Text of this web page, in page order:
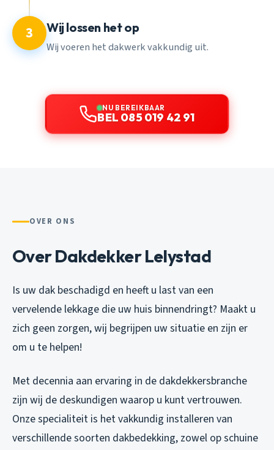
3 Wij lossen het op
Wij voeren het dakwerk vakkundig uit.
NU BEREIKBAAR
BEL 085 019 42 91
OVER ONS
Over Dakdekker Lelystad
Is uw dak beschadigd en heeft u last van een
vervelende lekkage die uw huis binnendringt? Maakt u
zich geen zorgen, wij begrijpen uw situatie en zijn er
om u te helpen!
Met decennia aan ervaring in de dakdekkersbranche
zijn wij de deskundigen waarop u kunt vertrouwen.
Onze specialiteit is het vakkundig installeren van
verschillende soorten dakbedekking, zowel op schuine